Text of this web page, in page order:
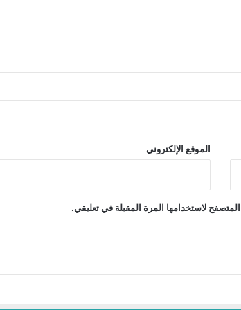
الموقع الإلكتروني
لاستخدامها المرة المقبلة في تعليقي.